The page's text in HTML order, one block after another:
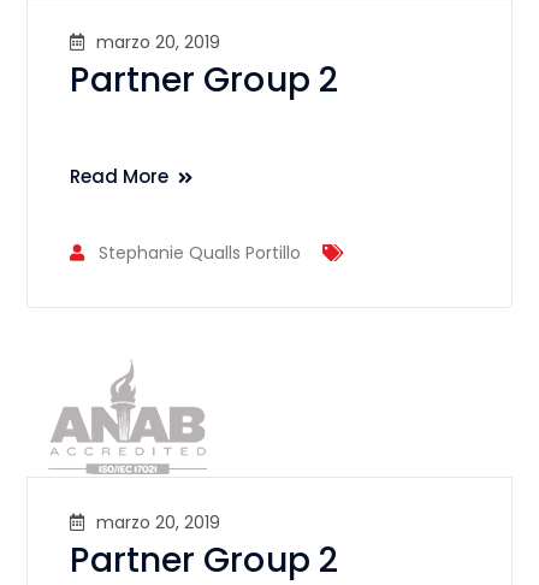
marzo 20, 2019
Partner Group 2
Read More
Stephanie Qualls Portillo
marzo 20, 2019
Partner Group 2